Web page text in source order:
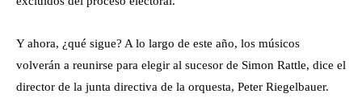
Y ahora, ¿qué sigue? A lo largo de este año, los músicos
volverán a reunirse para elegir al sucesor de Simon Rattle, dice el
director de la junta directiva de la orquesta, Peter Riegelbauer.